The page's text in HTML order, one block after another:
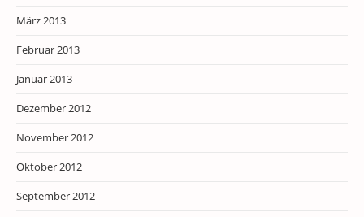
März 2013
Februar 2013
Januar 2013
Dezember 2012
November 2012
Oktober 2012
September 2012